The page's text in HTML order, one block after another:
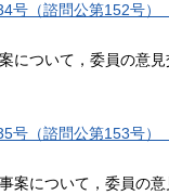
号（諮問公第152号）
について，委員の意見
号（諮問公第153号）
案について，委員の